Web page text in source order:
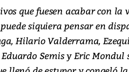
que fuesen acabar con la
siquiera pensar en
Hilario Valderrama,
Semis y Eric Mondul